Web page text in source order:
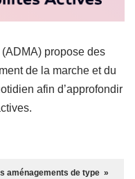
(ADMA) propose des
de la marche et du
afin d’approfondir
aménagements de type »